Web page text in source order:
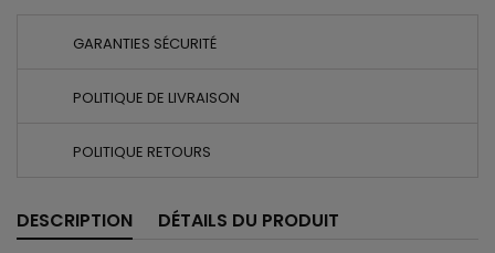
GARANTIES SÉCURITÉ
POLITIQUE DE LIVRAISON
POLITIQUE RETOURS
DESCRIPTION DÉTAILS DU PRODUIT